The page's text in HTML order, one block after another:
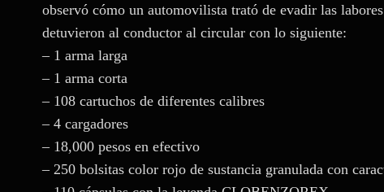
observó cómo un automovilista trató de evadir las
detuvieron al conductor al circular con lo siguiente:
– 1 arma larga
– 1 arma corta
– 108 cartuchos de diferentes calibres
– 4 cargadores
– 18,000 pesos en efectivo
– 250 bolsitas color rojo de sustancia granulada con